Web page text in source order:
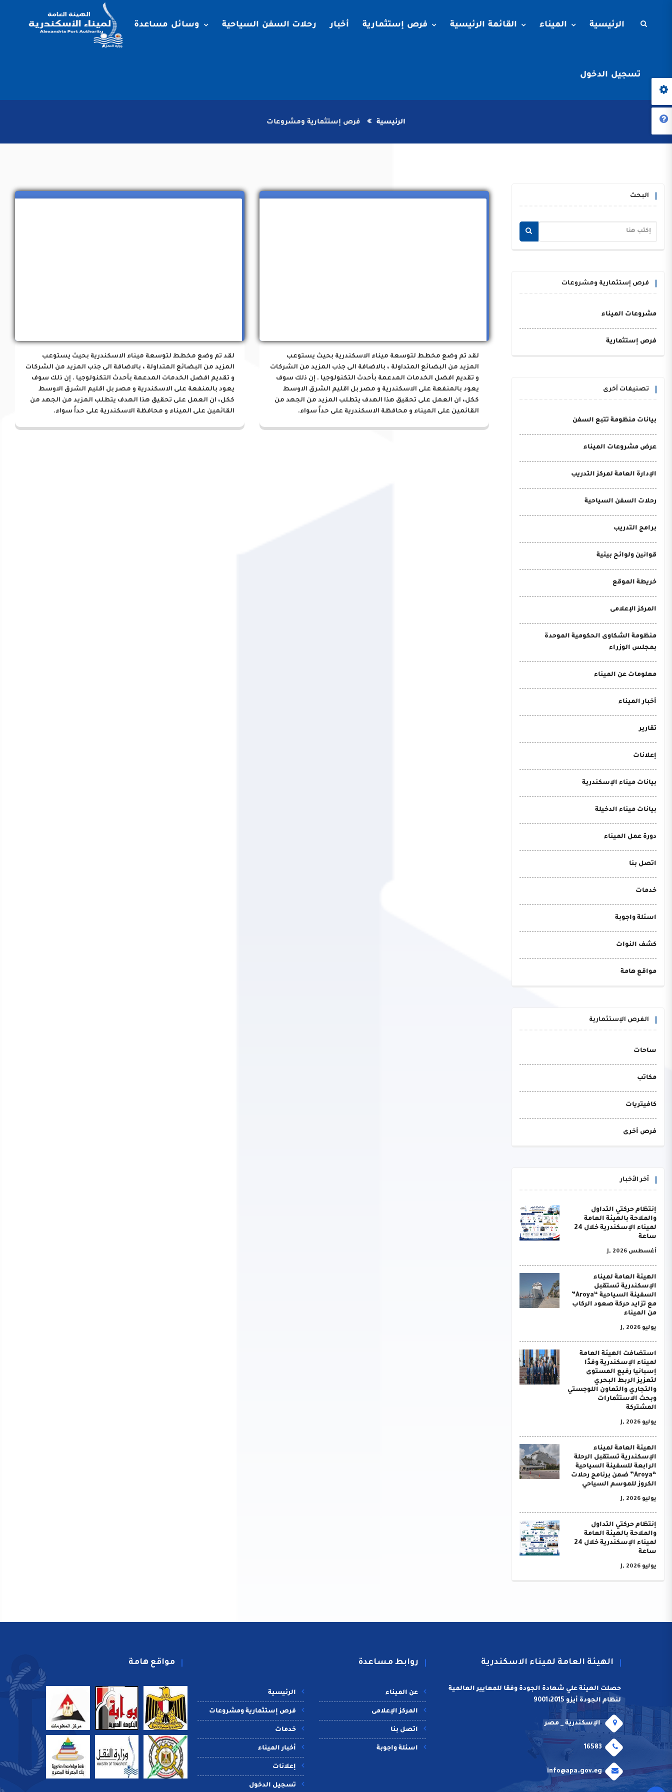
الرئيسية الميناء القائمة الرئيسية فرص إستثمارية أخبار رحلات السفن السياحية وسائل مساعدة
تسجيل الدخول
الرئيسية فرص إستثمارية ومشروعات
البحث
فرص إستثمارية ومشروعات
مشروعات الميناء
فرص إستثمارية
تصنيفات أخرى
بيانات منظومة تتبع السفن
عرض مشروعات الميناء
الإدارة العامة لمركز التدريب
رحلات السفن السياحية
برامج التدريب
قوانين ولوائح بيئية
خريطة الموقع
المركز الإعلامى
منظومة الشكاوى الحكومية الموحدة
بمجلس الوزراء
معلومات عن الميناء
أخبار الميناء
تقارير
إعلانات
بيانات ميناء الإسكندرية
بيانات ميناء الدخيلة
دورة عمل الميناء
اتصل بنا
خدمات
اسئلة واجوبة
كشف النوات
مواقع هامة
الفرص الإستثمارية
ساحات
مكاتب
كافيتريات
فرص أخرى
أخر الأخبار
إنتظام حركتي التداول
والملاحة بالهيئة العامة
لميناء الإسكندرية خلال 24
ساعة
أغسطس J, 2026
الهيئة العامة لميناء
الإسكندرية تستقبل
السفينة السياحية “Aroya”
مع تزايد حركة صعود الركاب
من الميناء
يوليو J, 2026
استضافت الهيئة العامة
لميناء الإسكندرية وفدًا
إسبانيا رفيع المستوى
لتعزيز الربط البحري
والتجاري والتعاون اللوجستي
وبحث الاستثمارات
المشتركة
يوليو J, 2026
الهيئة العامة لميناء
الإسكندرية تستقبل الرحلة
الرابعة للسفينة السياحية
“Aroya” ضمن برنامج رحلات
الكروز للموسم السياحي
يوليو J, 2026
إنتظام حركتي التداول
والملاحة بالهيئة العامة
لميناء الإسكندرية خلال 24
ساعة
يوليو J, 2026
لقد تم وضع مخطط لتوسعة ميناء الاسكندرية بحيث يستوعب
المزيد من البضائع المتداولة ، بالاضافة الى جذب المزيد من الشركات
و تقديم افضل الخدمات المدعمة بأحدث التكنولوجيا . إن ذلك سوف
يعود بالمنفعة على الاسكندرية و مصر بل اقليم الشرق الاوسط
ككل، ان العمل على تحقيق هذا الهدف يتطلب المزيد من الجهد من
القائمين على الميناء و محافظة الاسكندرية على حداً سواء.
لقد تم وضع مخطط لتوسعة ميناء الاسكندرية بحيث يستوعب
المزيد من البضائع المتداولة ، بالاضافة الى جذب المزيد من الشركات
و تقديم افضل الخدمات المدعمة بأحدث التكنولوجيا . إن ذلك سوف
يعود بالمنفعة على الاسكندرية و مصر بل اقليم الشرق الاوسط
ككل، ان العمل على تحقيق هذا الهدف يتطلب المزيد من الجهد من
القائمين على الميناء و محافظة الاسكندرية على حداً سواء.
الهيئة العامة لميناء الاسكندرية
حصلت الهيئة علي شهادة الجودة وفقا للمعايير العالمية
لنظام الجودة أيزو 9001:2015
الإسكندرية _ مصر
16583
info@apa.gov.eg
روابط مساعدة
الرئيسية
فرص إستثمارية ومشروعات
خدمات
أخبار الميناء
إعلانات
تسجيل الدخول
عن الميناء
المركز الإعلامى
اتصل بنا
اسئلة واجوبة
مواقع هامة